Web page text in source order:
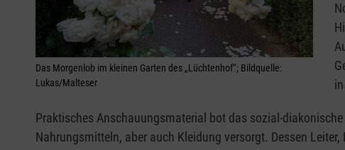
Das Morgenlob im kleinen Garten des „Lüchtenhof“; Bildquelle:
Lukas/Malteser
Praktisches Anschauungsmaterial bot das sozial-
Nahrungsmitteln, aber auch Kleidung versorgt. Dessen